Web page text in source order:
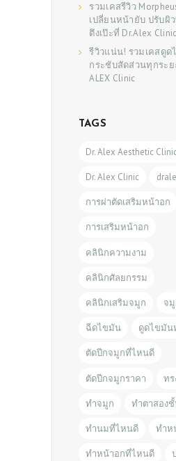
รวมเคสรีวิว
เปลี่ยนหน้ายับ ปรับผิ
ตึงเป๊ะที่ Dr.Alex Clinic
รีวิวแน่น! รวมเคสดู
กระชับสัดส่วนทุกระ
ALEX Clinic
TAGS
Dr. Alex Aesthetic
Dr. Alex Clinic
การผ่าตัดเสริมหน้าอก
การเสริมหน้าอก
คลินิกความงาม
คลินิกศัลยกรรม
คลินิกเสริมจมูก จ
ฉีดไขมัน ดูดไขมัน
ตัดปีกจมูกที่ไหนดี
ตัดปีกจมูกราคา ท
ทำจมูก ทำตาสอง
ทำนมที่ไหนดี ทำห
ทำหน้าอกที่ไหนดี